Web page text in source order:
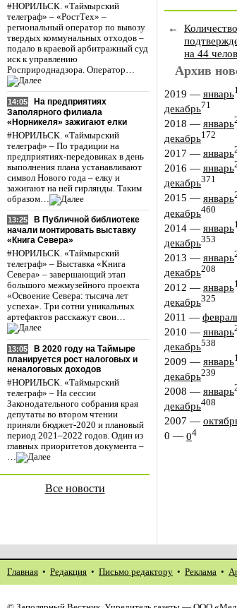
#НОРИЛЬСК. «Таймырский
телеграф» – «РостТех» –
региональный оператор по вывозу
твердых коммунальных отходов –
подало в краевой арбитражный суд
иск к управлению
Росприроднадзора. Оператор…
14:05
На предприятиях
Заполярного филиала
«Норникеля» зажигают елки
#НОРИЛЬСК. «Таймырский
телеграф» – По традиции на
предприятиях-передовиках в день
выполнения плана устанавливают
символ Нового года – елку и
зажигают на ней гирлянды. Таким
образом…
13:25
В Публичной библиотеке
начали монтировать выставку
«Книга Севера»
#НОРИЛЬСК. «Таймырский
телеграф» – Выставка «Книга
Севера» – завершающий этап
большого межмузейного проекта
«Освоение Севера: тысяча лет
успеха». Три сотни уникальных
артефактов расскажут свои…
13:05
В 2020 году на Таймыре
планируется рост налоговых и
неналоговых доходов
#НОРИЛЬСК. «Таймырский
телеграф» – На сессии
Законодательного собрания края
депутаты во втором чтении
приняли бюджет-2020 и плановый
период 2021–2022 годов. Один из
главных приоритетов документа –
…
Все новости
←
на 44
Архив
2019 — январь
декабрь71
2018 — январь
декабрь172
2017 — январь
2016 — январь
декабрь371
2015 — январь
декабрь460
2014 — январь
декабрь353
2013 — январь
декабрь208
2012 — январь
декабрь325
2011 —
2010 — январь
декабрь538
2009 — январь
декабрь239
2008 — январь
декабрь408
2007 —
0 — 04
Главная • Редакция • Письмо редактору • Реклама •